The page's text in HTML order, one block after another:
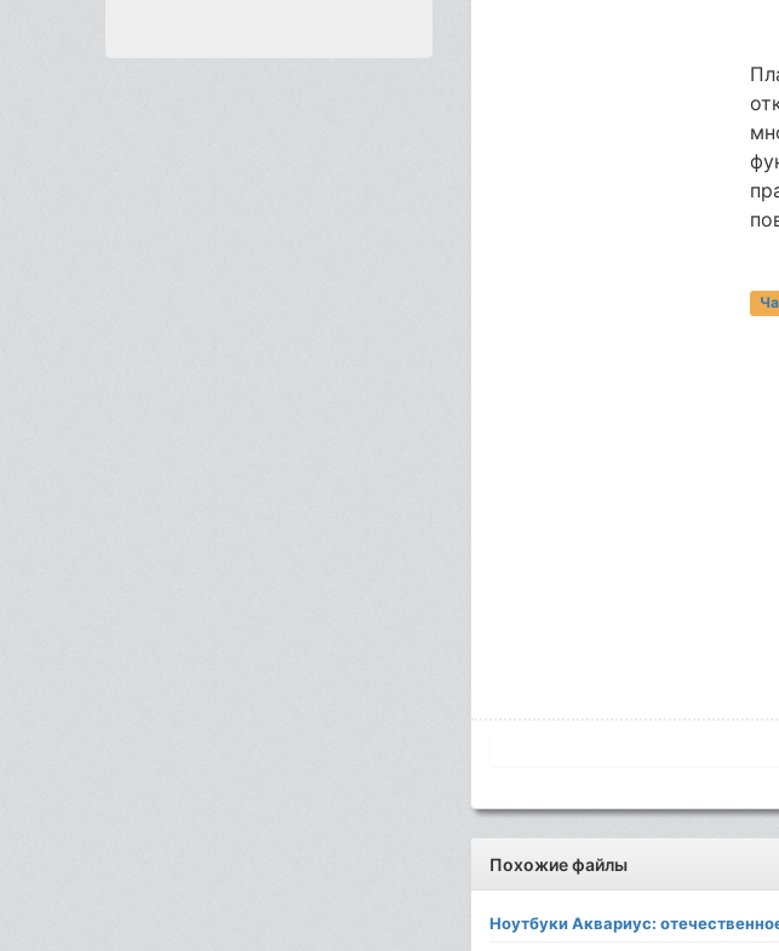
Похожие файлы
Ноутбуки Аквариус: